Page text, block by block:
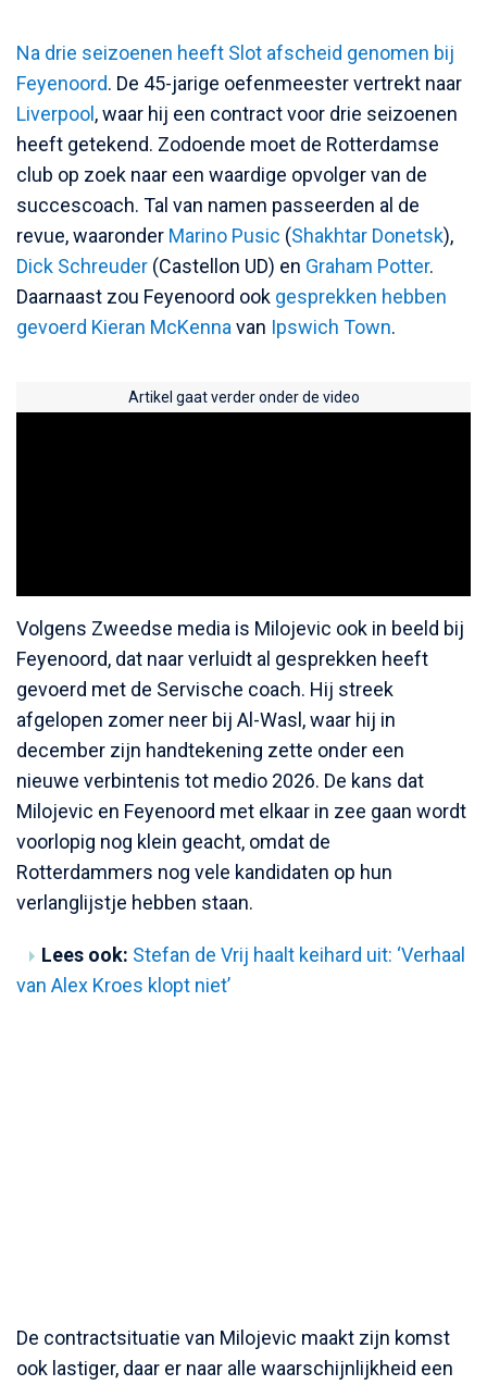
Na drie seizoenen heeft Slot afscheid genomen bij
Feyenoord. De 45-jarige oefenmeester vertrekt naar
Liverpool , waar hij een contract voor drie seizoenen
heeft getekend. Zodoende moet de Rotterdamse
club op zoek naar een waardige opvolger van de
succescoach. Tal van namen passeerden al de
revue, waaronder Marino Pusic (Shakhtar Donetsk),
Dick Schreuder (Castellon UD) en Graham Potter.
Daarnaast zou Feyenoord ook gesprekken hebben
gevoerd Kieran McKenna van Ipswich Town.
Artikel gaat verder onder de video
Volgens Zweedse media is Milojevic ook in beeld bij
Feyenoord, dat naar verluidt al gesprekken heeft
gevoerd met de Servische coach. Hij streek
afgelopen zomer neer bij Al-Wasl, waar hij in
december zijn handtekening zette onder een
nieuwe verbintenis tot medio 2026. De kans dat
Milojevic en Feyenoord met elkaar in zee gaan wordt
voorlopig nog klein geacht, omdat de
Rotterdammers nog vele kandidaten op hun
verlanglijstje hebben staan.
Lees ook: Stefan de Vrij haalt keihard uit: ‘Verhaal
van Alex Kroes klopt niet’
De contractsituatie van Milojevic maakt zijn komst
ook lastiger, daar er naar alle waarschijnlijkheid een